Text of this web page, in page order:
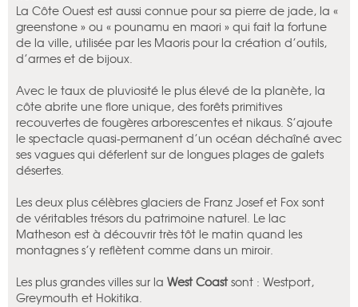
La Côte Ouest est aussi connue pour sa pierre de jade, la «
greenstone » ou « pounamu en maori » qui fait la fortune
de la ville, utilisée par les Maoris pour la création d’outils,
d’armes et de bijoux.
Avec le taux de pluviosité le plus élevé de la planète, la
côte abrite une flore unique, des forêts primitives
recouvertes de fougères arborescentes et nikaus. S’ajoute
le spectacle quasi-permanent d’un océan déchaîné avec
ses vagues qui déferlent sur de longues plages de galets
désertes.
Les deux plus célèbres glaciers de Franz Josef et Fox sont
de véritables trésors du patrimoine naturel. Le lac
Matheson est à découvrir très tôt le matin quand les
montagnes s’y reflètent comme dans un miroir.
Les plus grandes villes sur la West Coast sont : Westport,
Greymouth et Hokitika.